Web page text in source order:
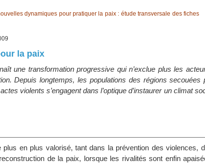
dynamiques pour pratiquer la paix : étude transversale des fiches
la paix
une transformation progressive qui n’exclue plus les
Depuis longtemps, les populations des régions secouées
violents s’engagent dans l’optique d’instaurer un climat
plus en plus valorisé, tant dans la prévention des violences,
de la paix, lorsque les rivalités sont enfin